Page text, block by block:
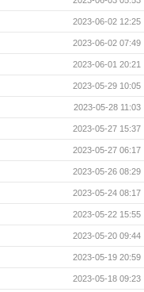
2023-06-02 12:25
2023-06-02 07:49
2023-06-01 20:21
2023-05-29 10:05
2023-05-28 11:03
2023-05-27 15:37
2023-05-27 06:17
2023-05-26 08:29
2023-05-24 08:17
2023-05-22 15:55
2023-05-20 09:44
2023-05-19 20:59
2023-05-18 09:23